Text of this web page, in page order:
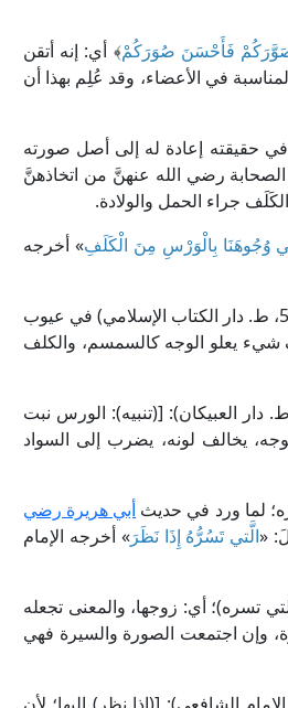
فَأَحْسَنَ صُوَرَكُمْ﴾ أي: إنه أتقن
في الأعضاء، وقد عُلِم بهذا أن
في حقيقته إعادة له إلى أصل صورته
رضي الله عنهنَّ من اتخاذهنَّ
جراء الحمل والولادة.
وُجُوهَنَا بِالْوَرْسِ مِنَ الْكَلَفِ» أخرجه
قال الشيخ زكريا الأنصاري في "أسنى المطالب في شرح روض الطالب" (2/ 59، ط. دار الكتاب الإسلامي) في عيوب
شيء يعلو الوجه كالسمسم، والكلف
الزركشي الحنبلي في "شرحه على مختصر الخرقي" (1/ 442، ط. دار العبيكان): [(تنبيه): الورس نبت
يخالف لونه، يضرب إلى السواد
لما ورد في حديث أبي هريرة رضي
«الَّتي تَسُرُّهُ إِذَا نَظَرَ» أخرجه الإمام
2132، ط. دار الفكر): [(قال: التي تسره)؛ أي: زوجها، والمعنى تجعله
وإن اجتمعت الصورة والسيرة فهي